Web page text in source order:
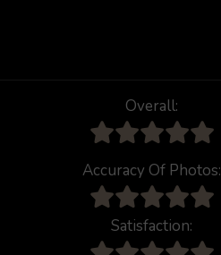
Overall:
Accuracy Of Photos:
Satisfaction: